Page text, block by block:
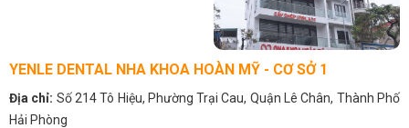
YENLE DENTAL NHA KHOA HOÀN MỸ - CƠ SỞ 1
Địa chỉ: Số 214 Tô Hiệu, Phường Trại Cau, Quận Lê Chân, Thành Phố
Hải Phòng